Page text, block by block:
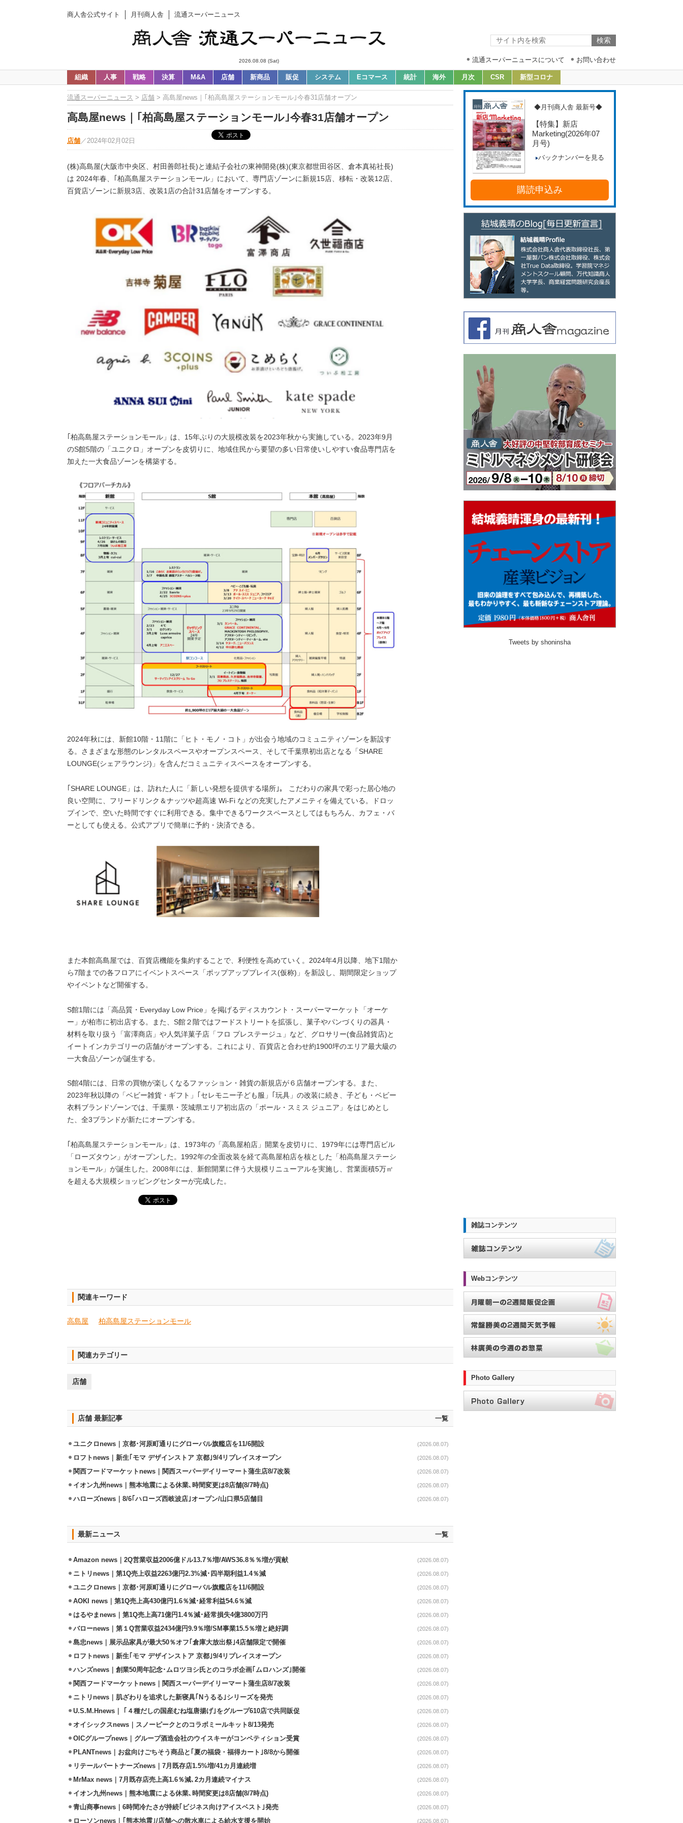
商人舎公式サイト 月刊商人舎 流通スーパーニュース
2026.08.08 (Sat) 流通スーパーニュースについて お問い合わせ
組織 人事 戦略 決算 M&A 店舗 新商品 販促 システム Eコマース 統計 海外 月次 CSR 新型コロナ
流通スーパーニュース > 店舗 > 高島屋news｜｢柏高島屋ステーションモール｣今春31店舗オープン
高島屋news｜｢柏高島屋ステーションモール｣今春31店舗オープン
店舗 ／ 2024年02月02日
(株)高島屋(大阪市中央区、村田善郎社長)と連結子会社の東神開発(株)(東京都世田谷区、倉本真祐社長)
は 2024年春、｢柏高島屋ステーションモール」において、専門店ゾーンに新規15店、移転・改装12店、
百貨店ゾーンに新規3店、改装1店の合計31店舗をオープンする。
｢柏高島屋ステーションモール」は、15年ぶりの大規模改装を2023年秋から実施している。2023年9月
のS館5階の「ユニクロ」オープンを皮切りに、地域住民から要望の多い日常使いしやすい食品専門店を
加えた一大食品ゾーンを構築する。
2024年秋には、新館10階・11階に「ヒト・モノ・コト」が出会う地域のコミュニティゾーンを新設す
る。さまざまな形態のレンタルスペースやオープンスペース、そして千葉県初出店となる「SHARE
LOUNGE(シェアラウンジ)」を含んだコミュニティスペースをオープンする。
｢SHARE LOUNGE」は、訪れた人に「新しい発想を提供する場所｣。 こだわりの家具で彩った居心地の
良い空間に、フリードリンク＆ナッツや超高速 Wi-Fi などの充実したアメニティを備えている。ドロッ
プインで、空いた時間ですぐに利用できる。集中できるワークスペースとしてはもちろん、カフェ・バ
ーとしても使える。公式アプリで簡単に予約・決済できる。
また本館高島屋では、百貨店機能を集約することで、利便性を高めていく。2024年4月以降、地下1階か
ら7階までの各フロアにイベントスペース「ポップアッププレイス(仮称)」を新設し、期間限定ショップ
やイベントなど開催する。
S館1階には「高品質・Everyday Low Price」を掲げるディスカウント・スーパーマーケット「オーケ
ー」が柏市に初出店する。また、S館２階ではフードストリートを拡張し、菓子やパンづくりの器具・
材料を取り扱う「富澤商店」や人気洋菓子店「フロ プレステージュ」など、グロサリー(食品雑貨店)と
イートインカテゴリーの店舗がオープンする。これにより、百貨店と合わせ約1900坪のエリア最大級の
一大食品ゾーンが誕生する。
S館4階には、日常の買物が楽しくなるファッション・雑貨の新規店が６店舗オープンする。また、
2023年秋以降の「ベビー雑貨・ギフト」｢セレモニー子ども服」｢玩具」の改装に続き、子ども・ベビー
衣料ブランドゾーンでは、千葉県・茨城県エリア初出店の「ポール・スミス ジュニア」をはじめとし
た、全3ブランドが新たにオープンする。
｢柏高島屋ステーションモール」は、1973年の「高島屋柏店」開業を皮切りに、1979年には専門店ビル
「ローズタウン」がオープンした。1992年の全面改装を経て高島屋柏店を核とした「柏高島屋ステーシ
ョンモール」が誕生した。2008年には、新館開業に伴う大規模リニューアルを実施し、営業面積5万㎡
を超える大規模ショッピングセンターが完成した。
関連キーワード
高島屋 柏高島屋ステーションモール
関連カテゴリー
店舗
店舗 最新記事 一覧
ユニクロnews｜京都･河原町通りにグローバル旗艦店を11/6開設 (2026.08.07)
ロフトnews｜新生｢モマ デザインストア 京都｣9/4リプレイスオープン (2026.08.07)
関西フードマーケットnews｜関西スーパーデイリーマート蒲生店8/7改装 (2026.08.07)
イオン九州news｜熊本地震による休業､時間変更は8店舗(8/7時点) (2026.08.07)
ハローズnews｜8/6｢ハローズ西岐波店｣オープン/山口県5店舗目 (2026.08.07)
最新ニュース 一覧
Amazon news｜2Q営業収益2006億ドル13.7％増/AWS36.8％％増が貢献 (2026.08.07)
ニトリnews｜第1Q売上収益2263億円2.3%減･四半期利益1.4％減 (2026.08.07)
ユニクロnews｜京都･河原町通りにグローバル旗艦店を11/6開設 (2026.08.07)
AOKI news｜第1Q売上高430億円1.6％減･経常利益54.6％減 (2026.08.07)
はるやまnews｜第1Q売上高71億円1.4％減･経常損失4億3800万円 (2026.08.07)
バローnews｜第１Q営業収益2434億円9.9％増/SM事業15.5％増と絶好調 (2026.08.07)
島忠news｜展示品家具が最大50％オフ｢倉庫大放出祭｣4店舗限定で開催 (2026.08.07)
ロフトnews｜新生｢モマ デザインストア 京都｣9/4リプレイスオープン (2026.08.07)
ハンズnews｜創業50周年記念･ムロツヨシ氏とのコラボ企画｢ムロハンズ｣開催 (2026.08.07)
関西フードマーケットnews｜関西スーパーデイリーマート蒲生店8/7改装 (2026.08.07)
ニトリnews｜肌ざわりを追求した新寝具｢Nうるる｣シリーズを発売 (2026.08.07)
U.S.M.Hnews｜ ｢４種だしの国産むね塩唐揚げ｣をグループ610店で共同販促 (2026.08.07)
オイシックスnews｜スノーピークとのコラボミールキット8/13発売 (2026.08.07)
OICグループnews｜グループ酒造会社のウイスキーがコンペティション受賞 (2026.08.07)
PLANTnews｜お盆向けごちそう商品と｢夏の福袋・福得カート｣8/8から開催 (2026.08.07)
リテールパートナーズnews｜7月既存店1.5%増/41カ月連続増 (2026.08.07)
MrMax news｜7月既存店売上高1.6％減､2カ月連続マイナス (2026.08.07)
イオン九州news｜熊本地震による休業､時間変更は8店舗(8/7時点) (2026.08.07)
青山商事news｜6時間冷たさが持続｢ビジネス向けアイスベスト｣発売 (2026.08.07)
ローソンnews｜｢熊本地震｣/店舗への散水車による給水支援を開始 (2026.08.07)
◆月刊商人舎 最新号◆
【特集】新店
Marketing(2026年07
月号)
バックナンバーを見る
購読申込み
Tweets by shoninsha
雑誌コンテンツ
Webコンテンツ
Photo Gallery